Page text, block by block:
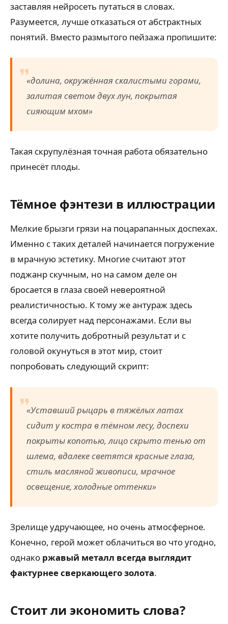
заставляя нейросеть путаться в словах.
Разумеется, лучше отказаться от абстрактных
понятий. Вместо размытого пейзажа пропишите:
«долина, окружённая скалистыми горами,
залитая светом двух лун, покрытая
сияющим мхом»
Такая скрупулёзная точная работа обязательно
принесёт плоды.
Тёмное фэнтези в иллюстрации
Мелкие брызги грязи на поцарапанных доспехах.
Именно с таких деталей начинается погружение
в мрачную эстетику. Многие считают этот
поджанр скучным, но на самом деле он
бросается в глаза своей невероятной
реалистичностью. К тому же антураж здесь
всегда солирует над персонажами. Если вы
хотите получить добротный результат и с
головой окунуться в этот мир, стоит
попробовать следующий скрипт:
«Уставший рыцарь в тяжёлых латах
сидит у костра в тёмном лесу, доспехи
покрыты копотью, лицо скрыто тенью от
шлема, вдалеке светятся красные глаза,
стиль масляной живописи, мрачное
освещение, холодные оттенки»
Зрелище удручающее, но очень атмосферное.
Конечно, герой может облачиться во что угодно,
однако ржавый металл всегда выглядит
фактурнее сверкающего золота.
Стоит ли экономить слова?